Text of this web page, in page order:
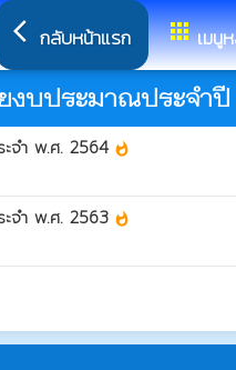
arrow_back_ios กลับหน้าแรก appsเมนู
งบประมาณประจำปี
ะจำ พ.ศ. 2564 whatshot
ะจำ พ.ศ. 2563 whatshot